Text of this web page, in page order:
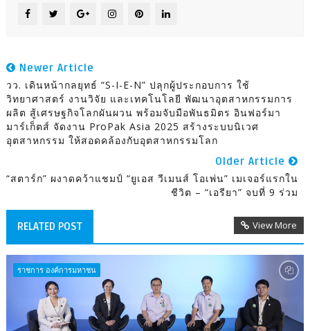
Newer Article
วว. เดินหน้ากลยุทธ์ “S-I-E-N” ปลุกผู้ประกอบการ ใช้
วิทยาศาสตร์ งานวิจัย และเทคโนโลยี พัฒนาอุตสาหกรรมการ
ผลิต สู้เศรษฐกิจโลกผันผวน พร้อมจับมือพันธมิตร อินฟอร์มา
มาร์เก็ตส์ จัดงาน ProPak Asia 2025 สร้างระบบนิเวศ
อุตสาหกรรม ให้สอดคล้องกับอุตสาหกรรมโลก
Older Article
“สตาร์ก” ผงาดคว้าแชมป์ “ยูเอส วีเมนส์ โอเพ่น” เมเจอร์แรกใน
ชีวิต – “เอรียา” จบที่ 9 ร่วม
RELATED POST View More
ราชการ องค์การมหาชน